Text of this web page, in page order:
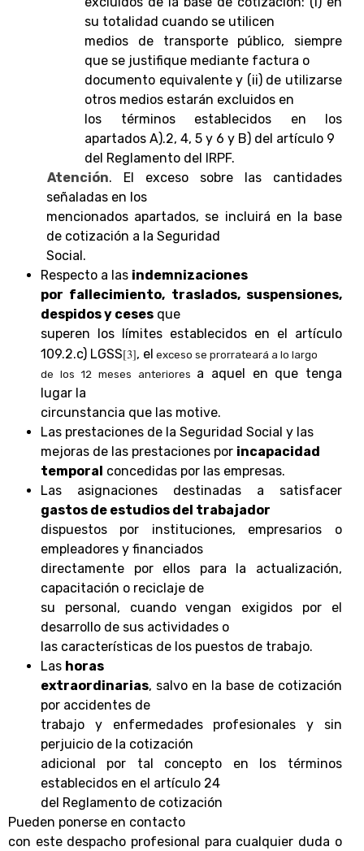
su totalidad cuando se utilicen
medios de transporte público, siempre
que se justifique mediante factura o
documento equivalente y (ii) de utilizarse
otros medios estarán excluidos en
los términos establecidos en los
apartados A).2, 4, 5 y 6 y B) del artículo 9
del Reglamento del IRPF.
Atención. El exceso sobre las cantidades
señaladas en los
mencionados apartados, se incluirá en la base
de cotización a la Seguridad
Social.
Respecto a las indemnizaciones
por fallecimiento, traslados, suspensiones,
despidos y ceses que
superen los límites establecidos en el artículo
109.2.c) LGSS[3], el exceso se prorrateará a lo largo
de los 12 meses anteriores a aquel en que tenga
lugar la
circunstancia que las motive.
Las prestaciones de la Seguridad Social y las
mejoras de las prestaciones por incapacidad
temporal concedidas por las empresas.
Las asignaciones destinadas a satisfacer
gastos de estudios del trabajador
dispuestos por instituciones, empresarios o
empleadores y financiados
directamente por ellos para la actualización,
capacitación o reciclaje de
su personal, cuando vengan exigidos por el
desarrollo de sus actividades o
las características de los puestos de trabajo.
Las horas
extraordinarias, salvo en la base de cotización
por accidentes de
trabajo y enfermedades profesionales y sin
perjuicio de la cotización
adicional por tal concepto en los términos
establecidos en el artículo 24
del Reglamento de cotización
Pueden ponerse en contacto
con este despacho profesional para cualquier duda o